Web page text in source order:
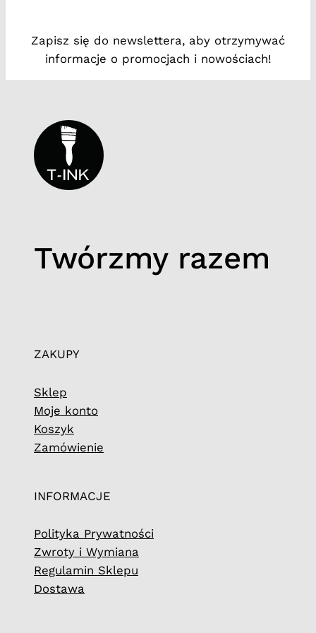
5
Zapisz się do newslettera, aby otrzymywać
informacje o promocjach i nowościach!
Twórzmy razem
ZAKUPY
Sklep
Moje konto
Koszyk
Zamówienie
INFORMACJE
Polityka Prywatności
Zwroty i Wymiana
Regulamin Sklepu
Dostawa